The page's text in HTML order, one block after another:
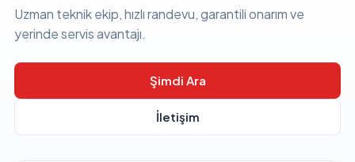
Uzman teknik ekip, hızlı randevu, garantili onarım ve
yerinde servis avantajı.
Şimdi Ara
İletişim